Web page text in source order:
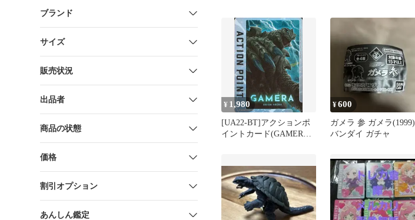
ブランド
サイズ
販売状況
出品者
商品の状態
価格
割引オプション
あんしん鑑定
¥ 1,980
[UA22-BT]アクションポ
イントカード(GAMERA -
ITP54H65OINM
¥600
ガメラ 参 ガメラ(1999)
バンダイ ガチャ